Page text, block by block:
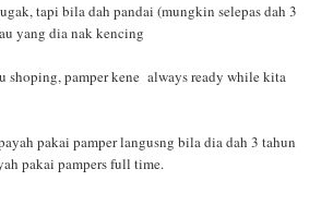
tapi bila dah pandai (mungkin selepas dah 3
yang dia nak kencing
shoping, pamper kene always ready while kita
pakai pamper langusng bila dia dah 3 tahun
pakai pampers full time.